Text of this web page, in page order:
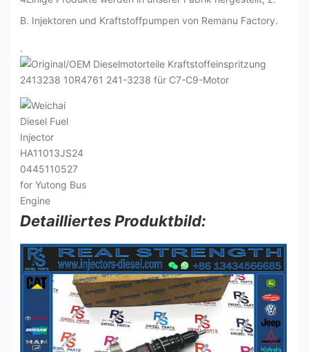
B. Injektoren und Kraftstoffpumpen von Remanu Factory.
.
Detailliertes Produktbild: